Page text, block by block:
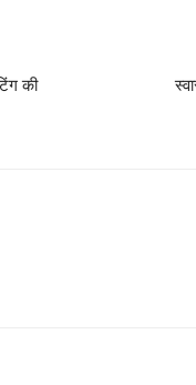
की